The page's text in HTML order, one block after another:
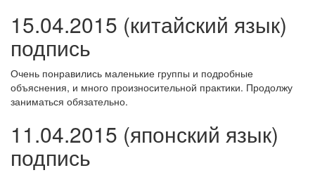
15.04.2015 (китайский язык)
подпись
Очень понравились маленькие группы и подробные
объяснения, и много произносительной практики. Продолжу
заниматься обязательно.
11.04.2015 (японский язык)
подпись